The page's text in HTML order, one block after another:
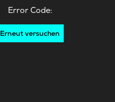
Error Code:
Erneut versuchen